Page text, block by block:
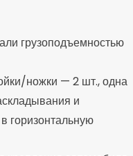
грузоподъемностью
ножки — 2 шт., одна
и
горизонтальную